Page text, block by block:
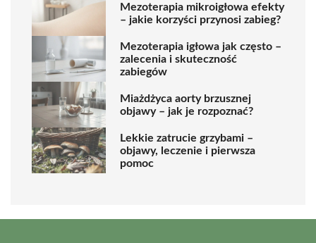
Mezoterapia mikroigłowa efekty
– jakie korzyści przynosi zabieg?
Mezoterapia igłowa jak często –
zalecenia i skuteczność
zabiegów
Miażdżyca aorty brzusznej
objawy – jak je rozpoznać?
Lekkie zatrucie grzybami –
objawy, leczenie i pierwsza
pomoc